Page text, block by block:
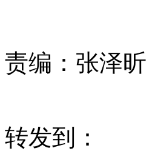
责编： 张泽昕
转发到：